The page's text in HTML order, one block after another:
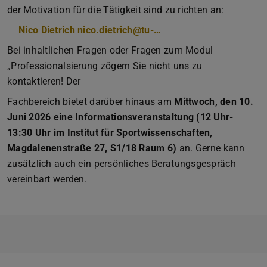
der Motivation für die Tätigkeit sind zu richten an:
Nico Dietrich nico.dietrich@tu-…
Bei inhaltlichen Fragen oder Fragen zum Modul
„Professionalsierung zögern Sie nicht uns zu
kontaktieren! Der
Fachbereich bietet darüber hinaus am Mittwoch, den 10.
Juni 2026 eine Informationsveranstaltung (12 Uhr-
13:30 Uhr im Institut für Sportwissenschaften,
Magdalenenstraße 27, S1/18 Raum 6) an. Gerne kann
zusätzlich auch ein persönliches Beratungsgespräch
vereinbart werden.